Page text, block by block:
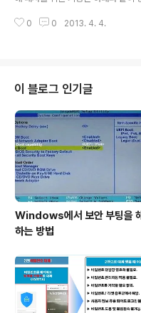
pendent-Routing)을 이용한 장
0 0 2013. 4. 4.
이 블로그 인기글
Windows에서 보안 부팅을
하는 방법